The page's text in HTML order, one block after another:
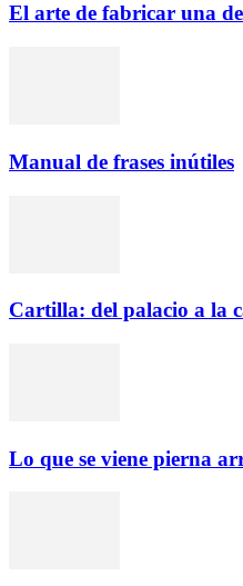
El arte de fabricar una
Manual de frases inútiles
Cartilla: del palacio a la
Lo que se viene pierna